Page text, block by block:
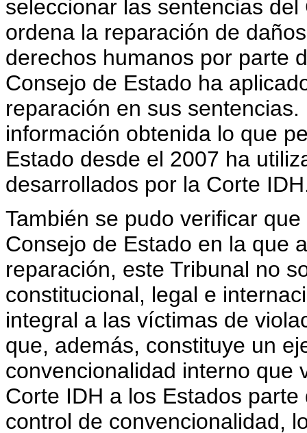
seleccionar las sentencias
ordena la reparación de
derechos humanos por parte
Consejo de Estado ha
reparación en sus
información obtenida lo que
Estado desde el 2007 ha
desarrollados por la Corte
También se pudo verificar
Consejo de Estado en la que
reparación, este Tribunal no
constitucional, legal e
integral a las víctimas de
que, además, constituye un
convencionalidad interno que
Corte IDH a los Estados
control de convencionalidad,